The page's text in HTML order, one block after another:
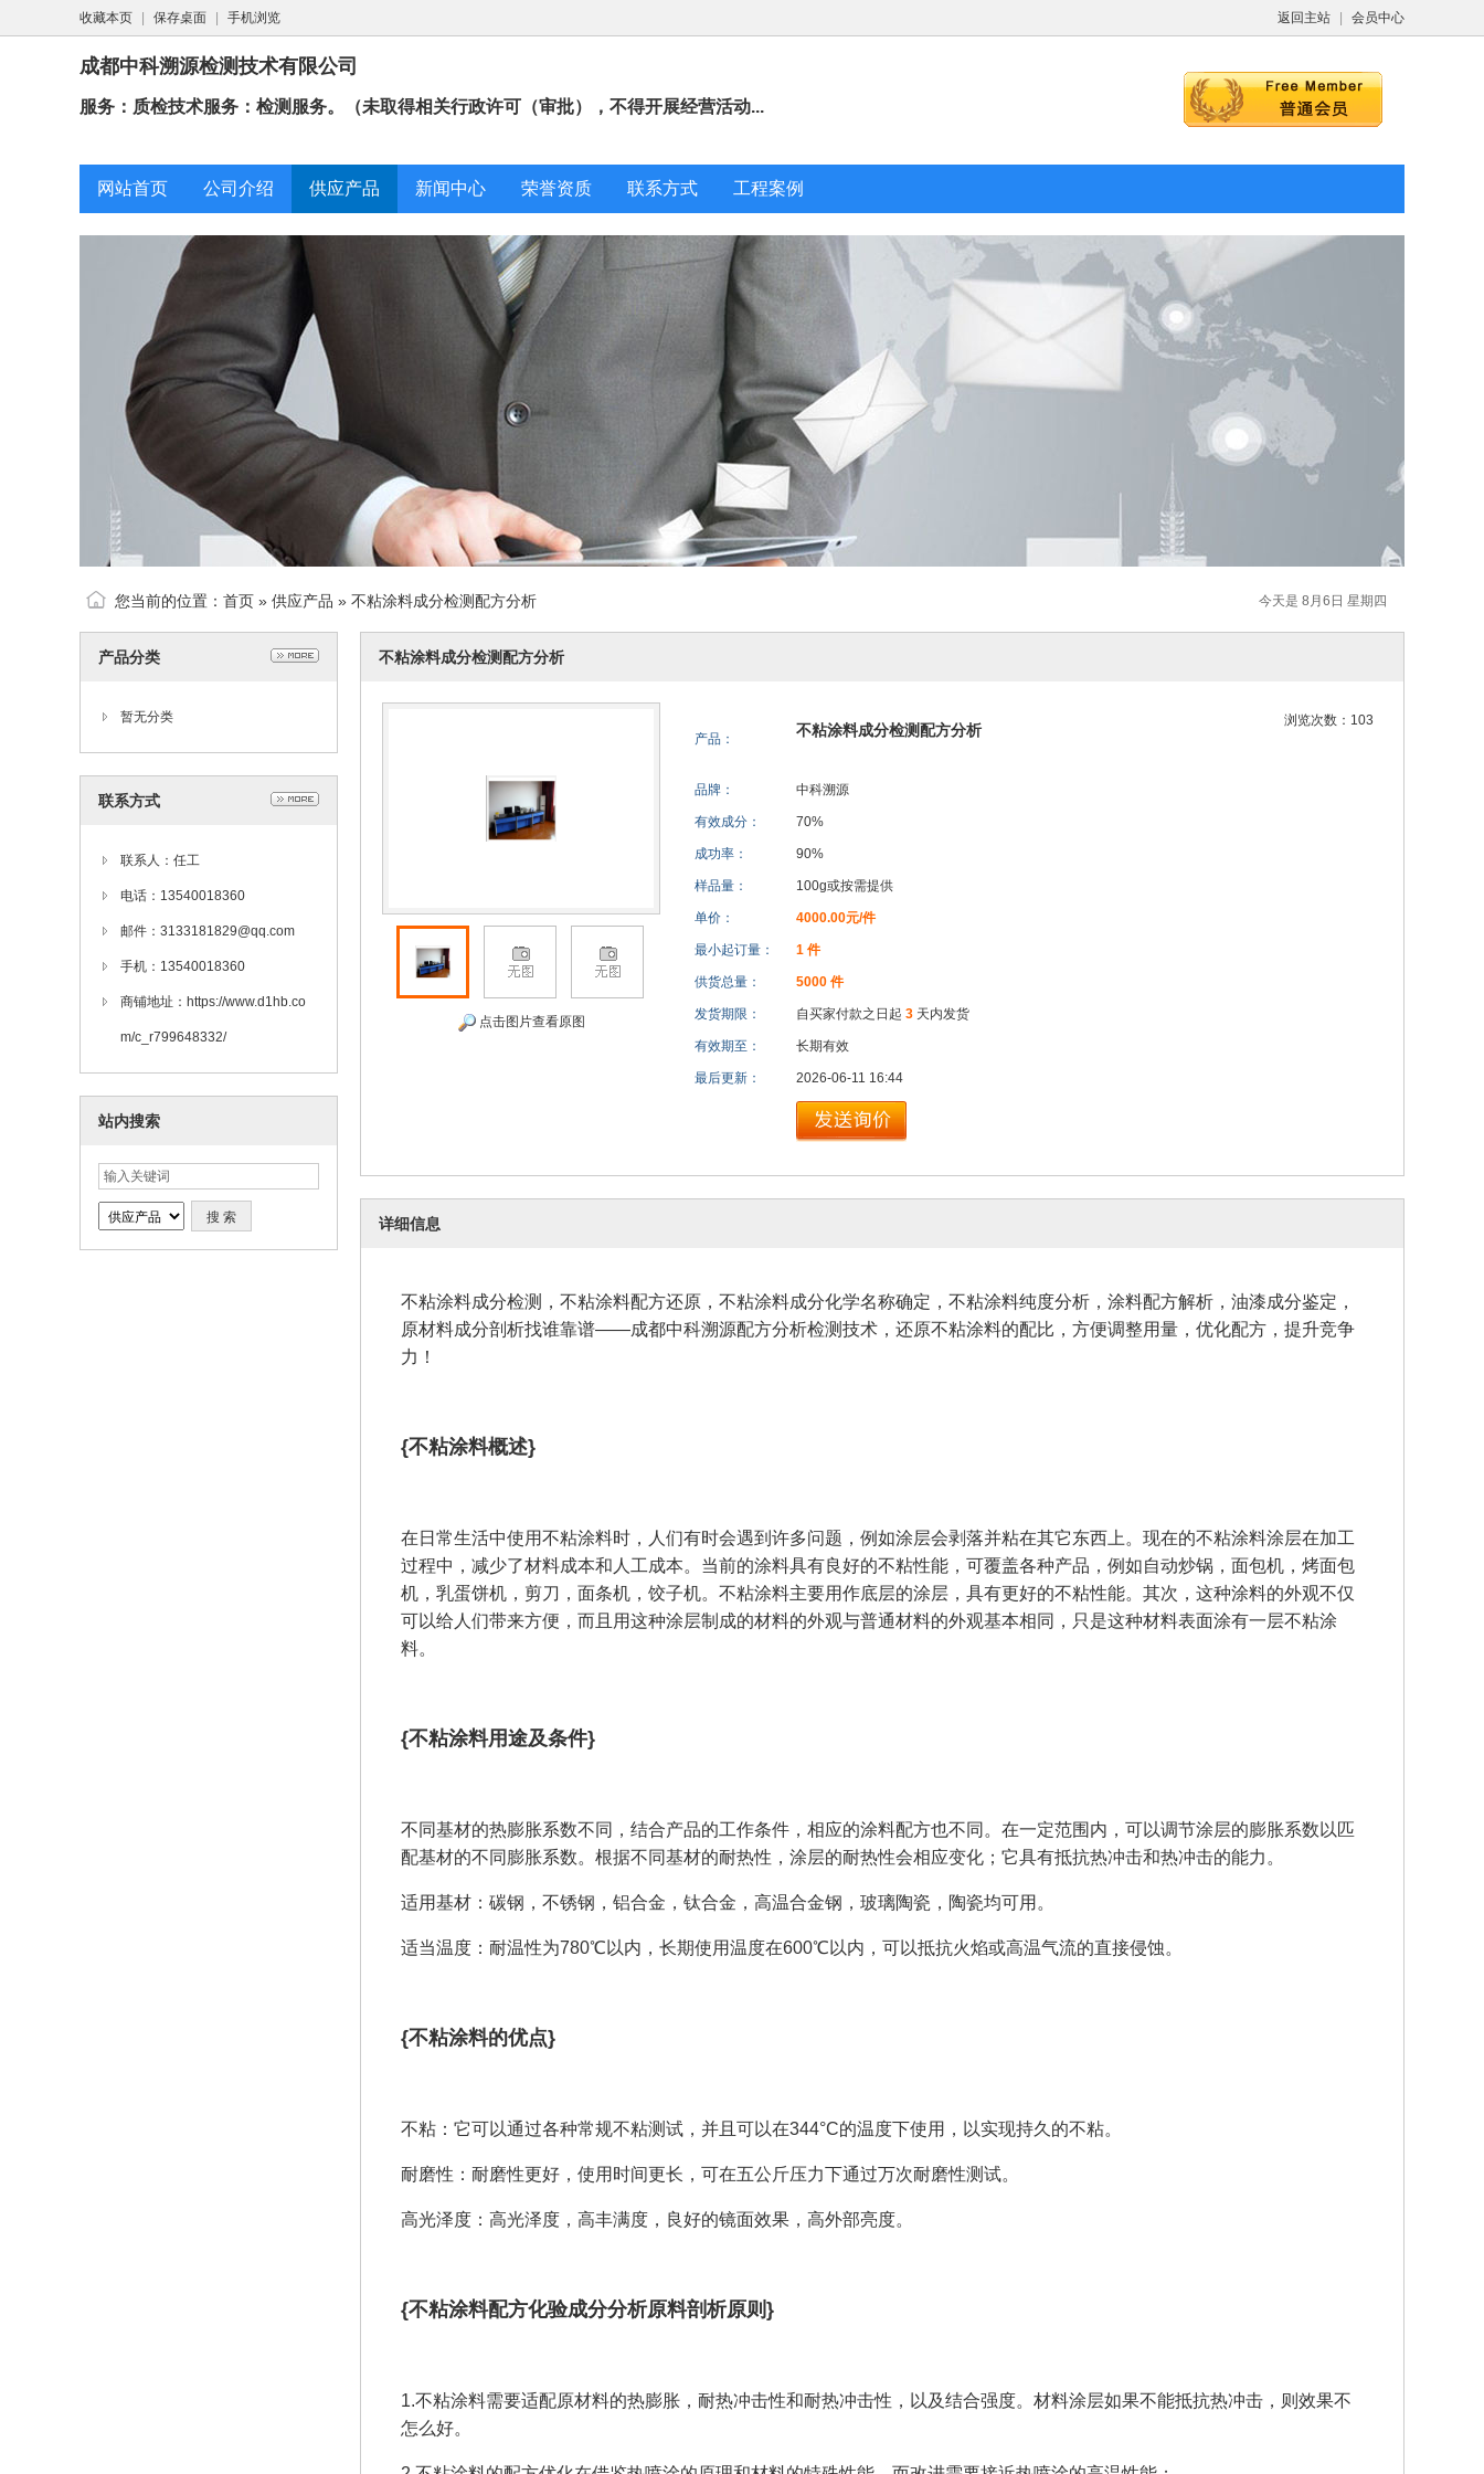
返回主站 会员中心
收藏本页 保存桌面 手机浏览
成都中科溯源检测技术有限公司
服务：质检技术服务：检测服务。（未取得相关行政许可（审批），不得开展经营活动...
网站首页 公司介绍 供应产品 新闻中心 荣誉资质 联系方式 工程案例
今天是 8月6日 星期四
您当前的位置： 首页 » 供应产品 » 不粘涂料成分检测配方分析
产品分类
暂无分类
联系方式
联系人：任工
电话：13540018360
邮件：3133181829@qq.com
手机：13540018360
商铺地址：https://www.d1hb.co
m/c_r799648332/
站内搜索
不粘涂料成分检测配方分析
点击图片查看原图
产品：
浏览次数：103
不粘涂料成分检测配方分析
品牌： 中科溯源
有效成分： 70%
成功率： 90%
样品量： 100g或按需提供
单价： 4000.00元/件
最小起订量： 1 件
供货总量： 5000 件
发货期限： 自买家付款之日起 3 天内发货
有效期至： 长期有效
最后更新： 2026-06-11 16:44
详细信息
不粘涂料成分检测，不粘涂料配方还原，不粘涂料成分化学名称确定，不粘涂料纯度分析，涂料配方解析，油漆成分鉴定，
原材料成分剖析找谁靠谱——成都中科溯源配方分析检测技术，还原不粘涂料的配比，方便调整用量，优化配方，提升竞争
力！
{不粘涂料概述}
在日常生活中使用不粘涂料时，人们有时会遇到许多问题，例如涂层会剥落并粘在其它东西上。现在的不粘涂料涂层在加工
过程中，减少了材料成本和人工成本。当前的涂料具有良好的不粘性能，可覆盖各种产品，例如自动炒锅，面包机，烤面包
机，乳蛋饼机，剪刀，面条机，饺子机。不粘涂料主要用作底层的涂层，具有更好的不粘性能。其次，这种涂料的外观不仅
可以给人们带来方便，而且用这种涂层制成的材料的外观与普通材料的外观基本相同，只是这种材料表面涂有一层不粘涂
料。
{不粘涂料用途及条件}
不同基材的热膨胀系数不同，结合产品的工作条件，相应的涂料配方也不同。在一定范围内，可以调节涂层的膨胀系数以匹
配基材的不同膨胀系数。根据不同基材的耐热性，涂层的耐热性会相应变化；它具有抵抗热冲击和热冲击的能力。
适用基材：碳钢，不锈钢，铝合金，钛合金，高温合金钢，玻璃陶瓷，陶瓷均可用。
适当温度：耐温性为780℃以内，长期使用温度在600℃以内，可以抵抗火焰或高温气流的直接侵蚀。
{不粘涂料的优点}
不粘：它可以通过各种常规不粘测试，并且可以在344°C的温度下使用，以实现持久的不粘。
耐磨性：耐磨性更好，使用时间更长，可在五公斤压力下通过万次耐磨性测试。
高光泽度：高光泽度，高丰满度，良好的镜面效果，高外部亮度。
{不粘涂料配方化验成分分析原料剖析原则}
1.不粘涂料需要适配原材料的热膨胀，耐热冲击性和耐热冲击性，以及结合强度。材料涂层如果不能抵抗热冲击，则效果不
怎么好。